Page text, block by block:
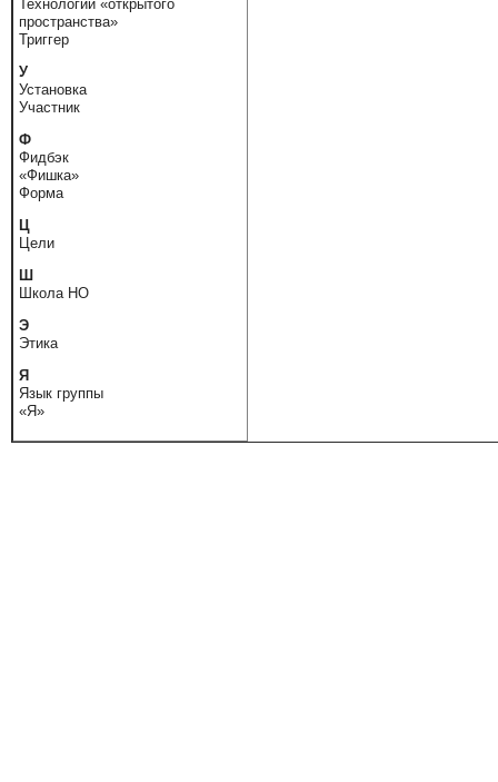
Технологии «открытого
пространства»
Триггер
У
Установка
Участник
Ф
Фидбэк
«Фишка»
Форма
Ц
Цели
Ш
Школа НО
Э
Этика
Я
Язык группы
«Я»